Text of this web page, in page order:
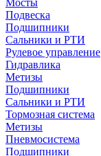
Мосты
Подвеска
Подшипники
Сальники и РТИ
Рулевое управление
Гидравлика
Метизы
Подшипники
Сальники и РТИ
Тормозная система
Метизы
Пневмосистема
Подшипники